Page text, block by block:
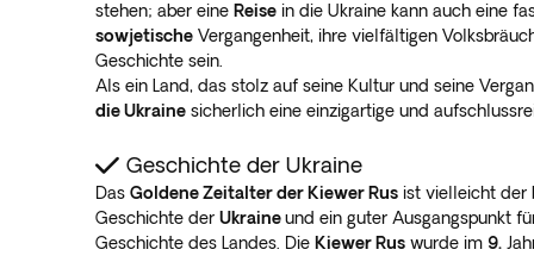
stehen; aber eine Reise in die Ukraine kann auch eine
sowjetische Vergangenheit, ihre vielfältigen
Geschichte sein.
Als ein Land, das stolz auf seine Kultur und seine
die Ukraine sicherlich eine einzigartige und
Geschichte der Ukraine
Das Goldene Zeitalter der Kiewer Rus ist vielleicht der
Geschichte der Ukraineund ein guter Ausgangspunkt
Geschichte des Landes. Die Kiewer Rus wurde im 9.